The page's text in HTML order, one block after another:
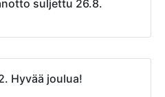
suljettu 26.8.
Hyvää joulua!